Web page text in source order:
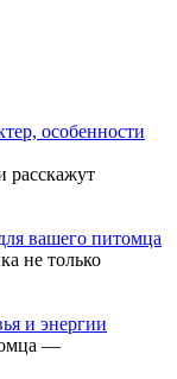
особенности
расскажут
вашего питомца
не только
и энергии
—